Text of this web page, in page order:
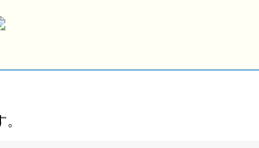
行レンタル開始！
Ye Jin-Crash Landing On You/ヒョンビン❤️ソンイ
ョンら同僚芸能人から慰めの言葉が続々 – Taka